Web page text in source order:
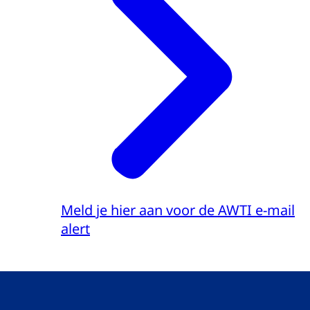
Meld je hier aan voor de AWTI e-mail
alert